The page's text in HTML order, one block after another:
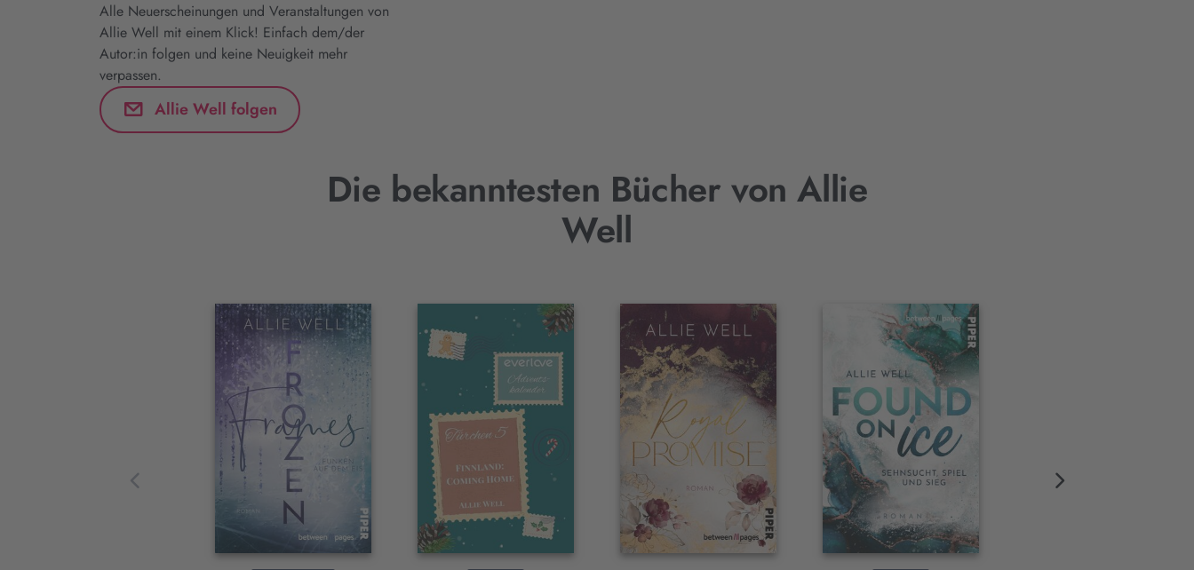
Alle Neuerscheinungen und Veranstaltungen von
Allie Well mit einem Klick! Einfach dem/der
Autor:in folgen und keine Neuigkeit mehr
verpassen.
Allie Well folgen
Die bekanntesten Bücher von Allie
Well
Interaktives
Element